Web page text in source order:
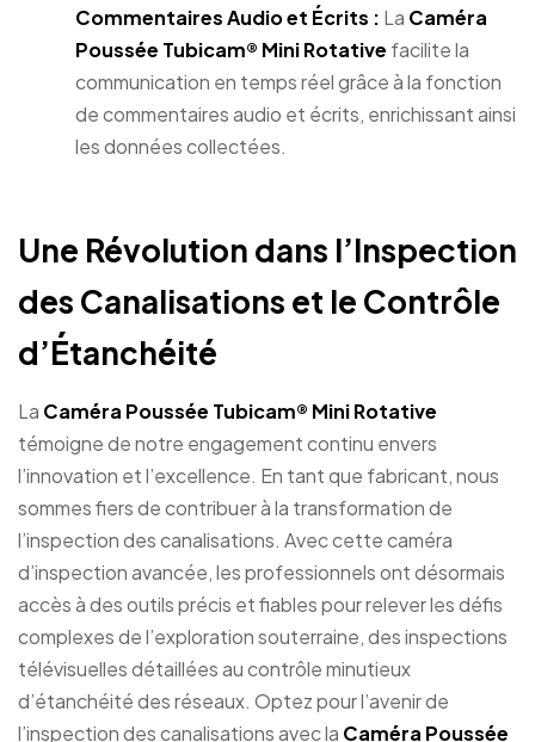
Commentaires Audio et Écrits : La Caméra
Poussée Tubicam® Mini Rotative facilite la
communication en temps réel grâce à la fonction
de commentaires audio et écrits, enrichissant ainsi
les données collectées.
Une Révolution dans l’Inspection
des Canalisations et le Contrôle
d’Étanchéité
La Caméra Poussée Tubicam® Mini Rotative
témoigne de notre engagement continu envers
l’innovation et l’excellence. En tant que fabricant, nous
sommes fiers de contribuer à la transformation de
l’inspection des canalisations. Avec cette caméra
d’inspection avancée, les professionnels ont désormais
accès à des outils précis et fiables pour relever les défis
complexes de l’exploration souterraine, des inspections
télévisuelles détaillées au contrôle minutieux
d’étanchéité des réseaux. Optez pour l’avenir de
l’inspection des canalisations avec la Caméra Poussée